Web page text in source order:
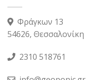
Φράγκων 13
54626, Θεσσαλονίκη
2310 518761